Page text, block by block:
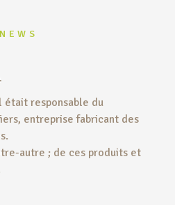
était responsable du
entreprise fabricant des
autre ; de ces produits et